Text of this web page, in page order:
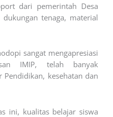
dari pemerintah Desa
tenaga, material
sangat mengapresiasi
IMIP, telah banyak
kesehatan dan
ini, kualitas belajar siswa